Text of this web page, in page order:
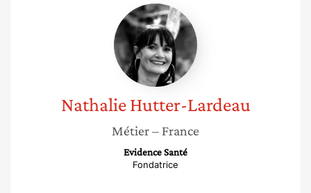
Nathalie
Hutter-
Lardeau
Nathalie Hutter-Lardeau
Métier– France
Evidence Santé
Fondatrice